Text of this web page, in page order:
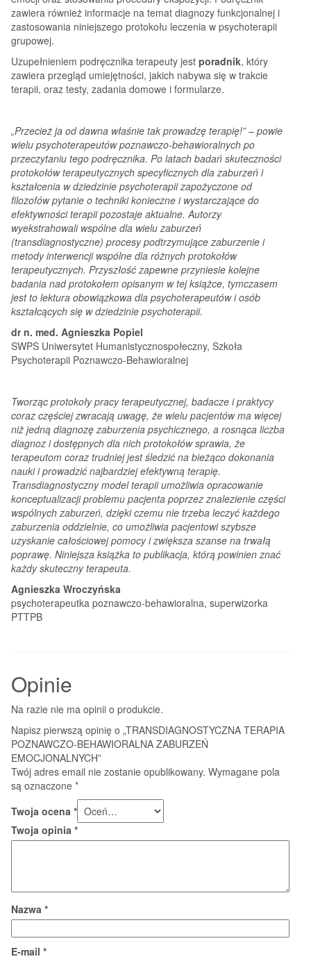
zawiera również informacje na temat diagnozy funkcjonalnej i
zastosowania niniejszego protokołu leczenia w psychoterapii
grupowej.
Uzupełnieniem podręcznika terapeuty jest poradnik, który
zawiera przegląd umiejętności, jakich nabywa się w trakcie
terapii, oraz testy, zadania domowe i formularze.
„Przecież ja od dawna właśnie tak prowadzę terapię!” – powie
wielu psychoterapeutów poznawczo-behawioralnych po
przeczytaniu tego podręcznika. Po latach badań skuteczności
protokołów terapeutycznych specyficznych dla zaburzeń i
kształcenia w dziedzinie psychoterapii zapożyczone od
filozofów pytanie o techniki konieczne i wystarczające do
efektywności terapii pozostaje aktualne. Autorzy
wyekstrahowali wspólne dla wielu zaburzeń
(transdiagnostyczne) procesy podtrzymujące zaburzenie i
metody interwencji wspólne dla różnych protokołów
terapeutycznych. Przyszłość zapewne przyniesie kolejne
badania nad protokołem opisanym w tej książce, tymczasem
jest to lektura obowiązkowa dla psychoterapeutów i osób
kształcących się w dziedzinie psychoterapii.
dr n. med. Agnieszka Popiel
SWPS Uniwersytet Humanistycznospołeczny, Szkoła
Psychoterapii Poznawczo-Behawioralnej
Tworząc protokoły pracy terapeutycznej, badacze i praktycy
coraz częściej zwracają uwagę, że wielu pacjentów ma więcej
niż jedną diagnozę zaburzenia psychicznego, a rosnąca liczba
diagnoz i dostępnych dla nich protokołów sprawia, że
terapeutom coraz trudniej jest śledzić na bieżąco dokonania
nauki i prowadzić najbardziej efektywną terapię.
Transdiagnostyczny model terapii umożliwia opracowanie
konceptualizacji problemu pacjenta poprzez znalezienie części
wspólnych zaburzeń, dzięki czemu nie trzeba leczyć każdego
zaburzenia oddzielnie, co umożliwia pacjentowi szybsze
uzyskanie całościowej pomocy i zwiększa szanse na trwałą
poprawę. Niniejsza książka to publikacja, którą powinien znać
każdy skuteczny terapeuta.
Agnieszka Wroczyńska
psychoterapeutka poznawczo-behawioralna, superwizorka
PTTPB
Opinie
Na razie nie ma opinii o produkcie.
Napisz pierwszą opinię o „TRANSDIAGNOSTYCZNA TERAPIA
POZNAWCZO-BEHAWIORALNA ZABURZEŃ
EMOCJONALNYCH”
Twój adres email nie zostanie opublikowany. Wymagane pola
są oznaczone *
Twoja ocena *
Twoja opinia *
Nazwa *
E-mail *